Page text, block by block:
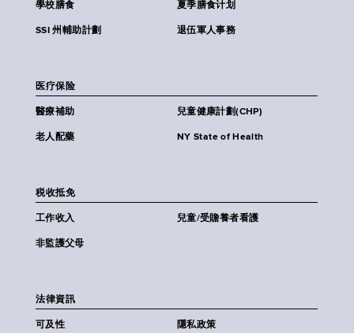
學校膳食 夏季膳食计划
SSI 州輔助計劃 退伍軍人事務
医疗保险
醫療補助 兒童健康計劃(CHP)
老人配藥 NY State of Health
税收抵免
工作收入 兒童/受贍養者看護
非監護父母
法律資訊
可及性 隱私政策